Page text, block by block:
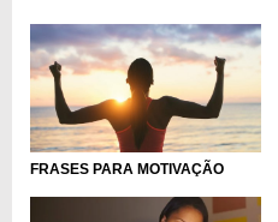
FRASES PARA MOTIVAÇÃO